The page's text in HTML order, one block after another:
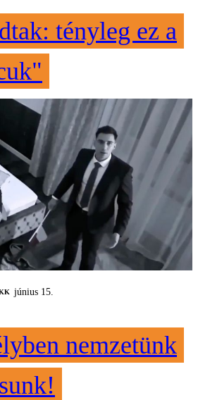
tényleg ez a
június 15.
nemzetünk